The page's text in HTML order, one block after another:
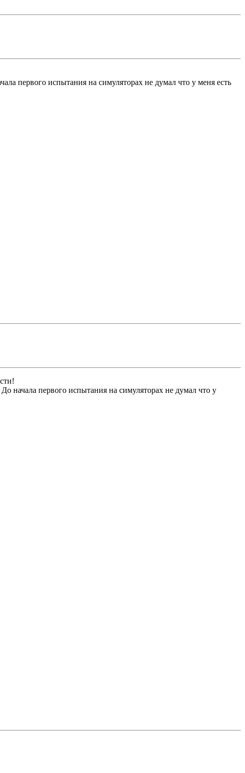
первого испытания на симуляторах не думал что у меня есть
начала первого испытания на симуляторах не думал что у